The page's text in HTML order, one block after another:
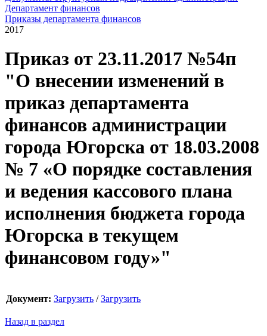
Департамент финансов
Приказы департамента финансов
2017
Приказ от 23.11.2017 №54п
"О внесении изменений в
приказ департамента
финансов администрации
города Югорска от 18.03.2008
№ 7 «О порядке составления
и ведения кассового плана
исполнения бюджета города
Югорска в текущем
финансовом году»"
Документ: Загрузить /Загрузить
Назад в раздел